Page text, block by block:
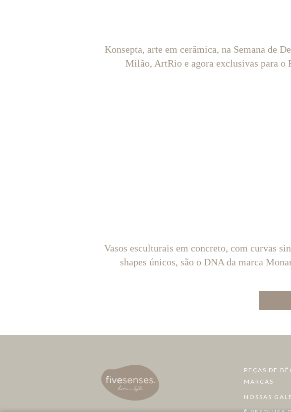
Konsepta, arte em cerâmica, na Semana de
Milão, ArtRio e agora exclusivas para o
Vasos esculturais em concreto, com curvas
shapes únicos, são o DNA da marca
PEÇAS DE
MARCAS
NOSSAS